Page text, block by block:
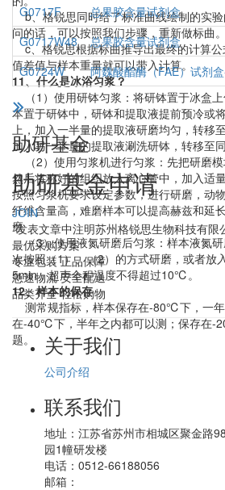
b、格锐思同时给了标准曲线绘制的实
问的话，可以按照我们步骤，重新做标曲。
c、格锐思根据标曲推导出最终的计算
值差值与样本重量就可以带入计算。
11、什么是冰浴匀浆？
（1）使用研钵匀浆：将研钵置于冰盒
本置于研钵中，研钵和提取液提前预冷或
上，加入一半量的提取液研磨均匀，转移
加入另一半量的提取液涮洗研钵，转移至
（2）使用匀浆机进行匀浆：先把研磨
然后将称好的组织放入离心管中，加入适
按照匀浆机要求设定参数，进行研磨，动
纤维含量高，难磨样本可以提高赫兹和延
磨
（3）使用液氮研磨后匀浆：样本液氮研
次按照（1）、（2）的方式研磨，或者放
5min，超声全程温度不得超过10℃。
12、样本的保存
测常规指标，样本保存在-80℃下，一
在-40℃下，半年之内都可以测；保存在-
题。
G0717F
总果胶含量试剂盒
G0717W48
总果胶含量试剂盒
G0724W
阿魏酸酯酶（FAE）试剂
助研基金
助研基金申请
JOIN
*发表文章中注明苏州格锐思生物科技有限
最优采购方案
专业包装 正品保障
急速物流 安全配送
品类齐全 轻松购物
关于我们
公司介绍
联系我们
地址： 江苏省苏州市相城区聚金路
园1幢研发楼
电话： 0512-66188056
邮箱：